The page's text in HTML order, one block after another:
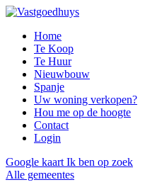
Home
Te Koop
Te Huur
Nieuwbouw
Spanje
Uw woning verkopen?
Hou me op de hoogte
Contact
Login
Google kaart Ik ben op zoek
Alle gemeentes